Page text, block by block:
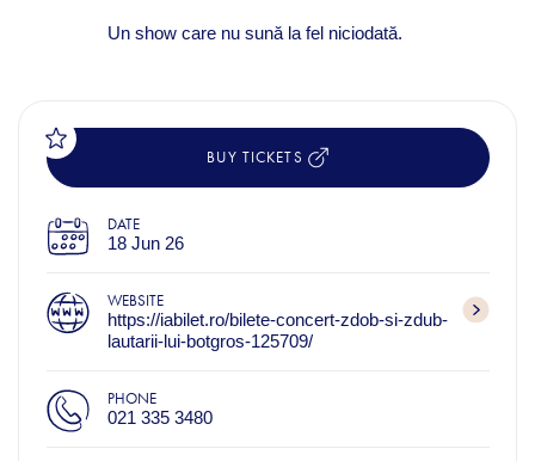
Un show care nu sună la fel niciodată.
BUY TICKETS
DATE
18 Jun 26
WEBSITE
https://iabilet.ro/bilete-concert-zdob-si-zdub-
lautarii-lui-botgros-125709/
PHONE
021 335 3480